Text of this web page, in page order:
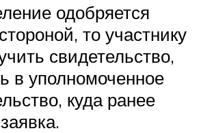
одобряется
то участнику
свидетельство,
в уполномоченное
куда ранее